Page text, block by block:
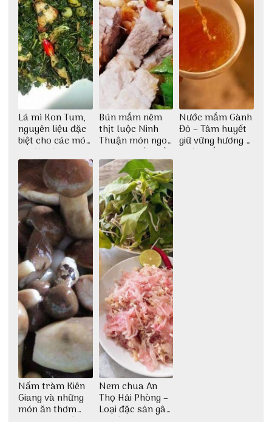
Lá mì Kon Tum,
nguyên liệu đặc
biệt cho các món
ăn độc đáo
Bún mắm nêm
thịt luộc Ninh
Thuận món ngon
dân dã miền biển
Nước mắm Gành
Đỏ – Tâm huyết
giữ vững hương vị
nước mắm sau
Nấm tràm Kiên
Giang và những
món ăn thơm
Nem chua An
Thọ Hải Phòng –
Loại đặc sản gây